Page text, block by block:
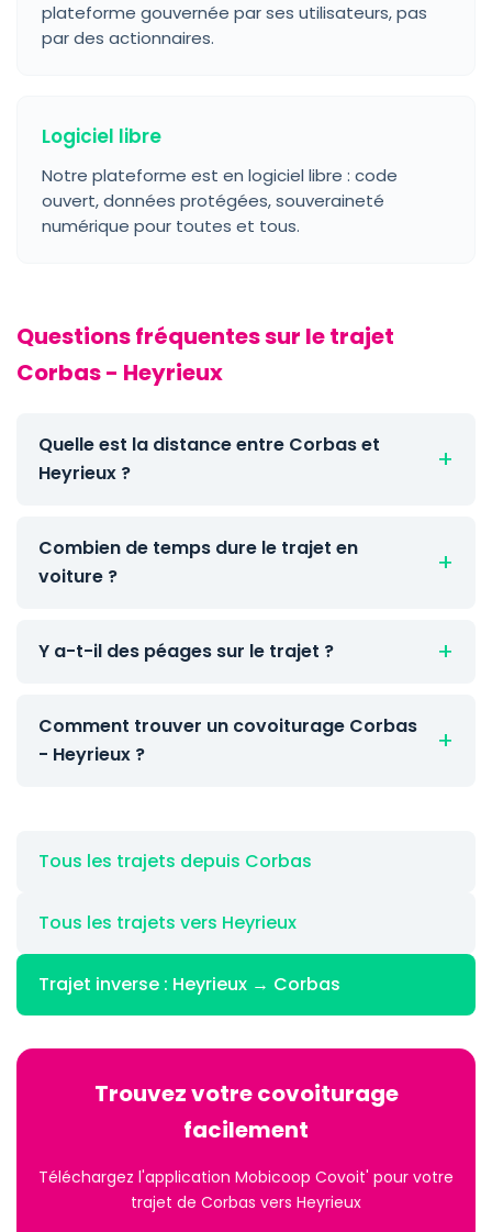
plateforme gouvernée par ses utilisateurs, pas
par des actionnaires.
Logiciel libre
Notre plateforme est en logiciel libre : code
ouvert, données protégées, souveraineté
numérique pour toutes et tous.
Questions fréquentes sur le trajet
Corbas - Heyrieux
Quelle est la distance entre Corbas et
Heyrieux ?
Combien de temps dure le trajet en
voiture ?
Y a-t-il des péages sur le trajet ?
Comment trouver un covoiturage Corbas
- Heyrieux ?
Tous les trajets depuis Corbas
Tous les trajets vers Heyrieux
Trajet inverse : Heyrieux → Corbas
Trouvez votre covoiturage
facilement
Téléchargez l'application Mobicoop Covoit' pour votre
trajet de Corbas vers Heyrieux